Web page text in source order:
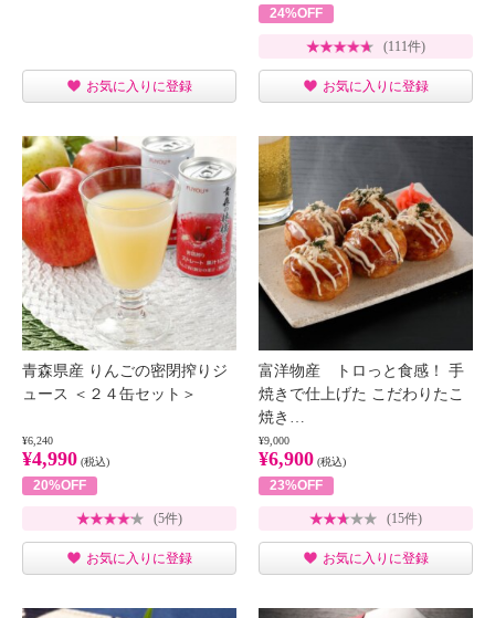
お気に入りに登録
24%OFF
(111件)
お気に入りに登録
青森県産 りんごの密閉搾りジ
ュース ＜２４缶セット＞
¥6,240
¥4,990 (税込)
20%OFF
(5件)
お気に入りに登録
富洋物産 トロっと食感！ 手
焼きで仕上げた こだわりたこ
焼き…
¥9,000
¥6,900 (税込)
23%OFF
(15件)
お気に入りに登録